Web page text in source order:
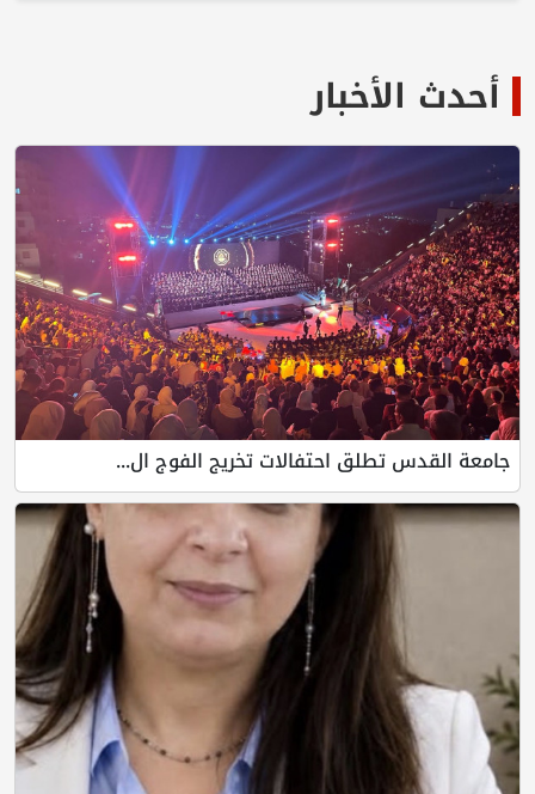
أحدث الأخبار
جامعة القدس تطلق احتفالات تخريج الفوج ال...